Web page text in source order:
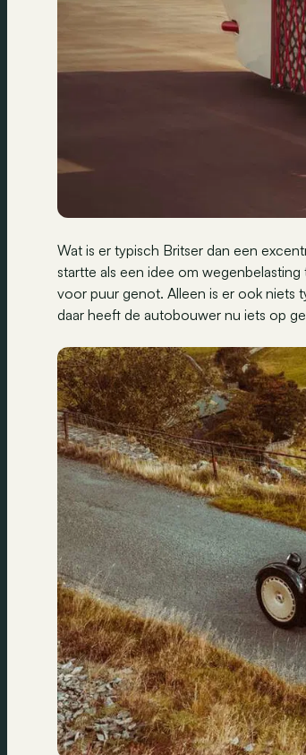
Wat is er typisch Britser dan een
startte als een idee om
voor puur genot. Alleen is er ook niets
daar heeft de autobouwer nu iets op